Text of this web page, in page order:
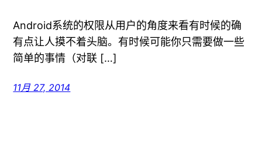
Android系统的权限从用户的角度来看有时候的确
有点让人摸不着头脑。有时候可能你只需要做一些
简单的事情（对联 […]
11月 27, 2014